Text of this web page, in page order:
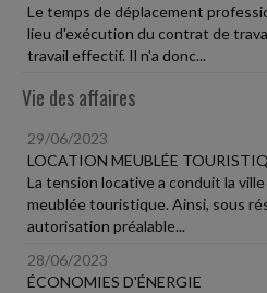
Le temps de déplacement
lieu d'exécution du contrat de
travail effectif. Il n'a donc...
Vie des affaires
29/06/2023
LOCATION MEUBLÉE
La tension locative a conduit la
meublée touristique. Ainsi, sous
autorisation préalable...
28/06/2023
ÉCONOMIES D'ÉNERGIE